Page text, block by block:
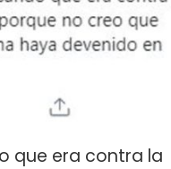
que era contra la